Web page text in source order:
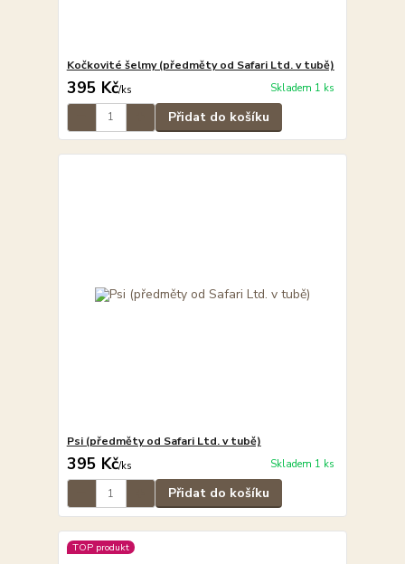
Kočkovité šelmy (předměty od Safari Ltd. v tubě)
395 Kč/ks Skladem 1 ks
Přidat do košíku
Psi (předměty od Safari Ltd. v tubě)
395 Kč/ks Skladem 1 ks
Přidat do košíku
TOP produkt